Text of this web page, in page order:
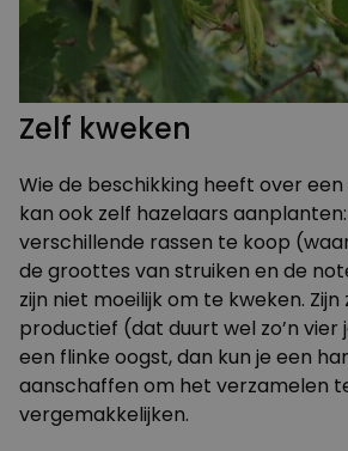
Zelf kweken
Wie de beschikking heeft over
kan ook zelf hazelaars
verschillende rassen te koop
de groottes van struiken en de
zijn niet moeilijk om te kweken.
productief (dat duurt wel zo’n vier
een flinke oogst, dan kun je een
aanschaffen om het verzamelen
vergemakkelijken.